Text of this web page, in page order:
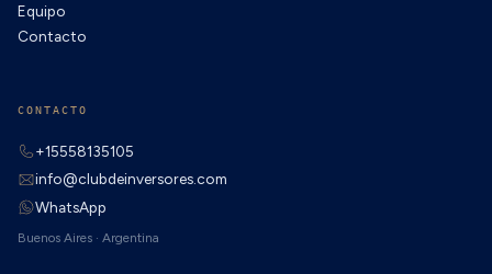
Equipo
Contacto
CONTACTO
+15558135105
info@clubdeinversores.com
WhatsApp
Buenos Aires · Argentina